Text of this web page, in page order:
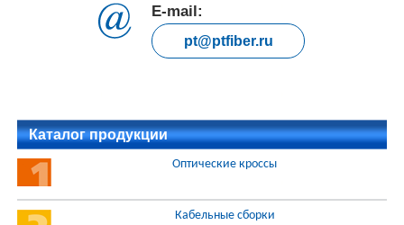
E-mail:
pt@ptfiber.ru
Каталог продукции
Оптические кроссы
Кабельные сборки